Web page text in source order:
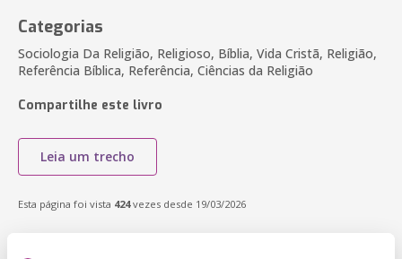
Categorias
Sociologia Da Religião, Religioso, Bíblia, Vida Cristã, Religião,
Referência Bíblica, Referência, Ciências da Religião
Compartilhe este livro
Leia um trecho
Esta página foi vista 424vezes desde 19/03/2026